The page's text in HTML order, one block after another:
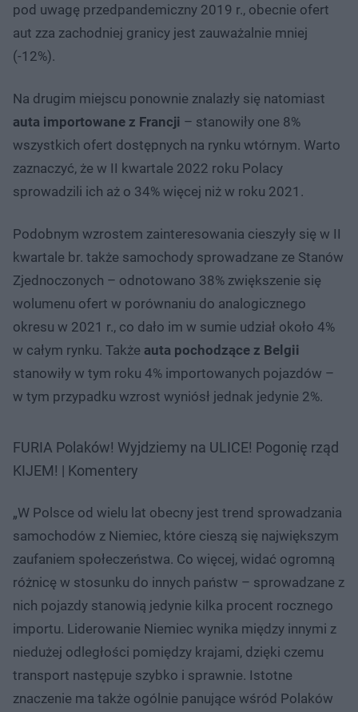
pod uwagę przedpandemiczny 2019 r., obecnie ofert
aut zza zachodniej granicy jest zauważalnie mniej
(-12%).
Na drugim miejscu ponownie znalazły się natomiast
auta importowane z Francji – stanowiły one 8%
wszystkich ofert dostępnych na rynku wtórnym. Warto
zaznaczyć, że w II kwartale 2022 roku Polacy
sprowadzili ich aż o 34% więcej niż w roku 2021.
Podobnym wzrostem zainteresowania cieszyły się w II
kwartale br. także samochody sprowadzane ze Stanów
Zjednoczonych – odnotowano 38% zwiększenie się
wolumenu ofert w porównaniu do analogicznego
okresu w 2021 r., co dało im w sumie udział około 4%
w całym rynku. Także auta pochodzące z Belgii
stanowiły w tym roku 4% importowanych pojazdów –
w tym przypadku wzrost wyniósł jednak jedynie 2%.
FURIA Polaków! Wyjdziemy na ULICE! Pogonię rząd
KIJEM! | Komentery
„W Polsce od wielu lat obecny jest trend sprowadzania
samochodów z Niemiec, które cieszą się największym
zaufaniem społeczeństwa. Co więcej, widać ogromną
różnicę w stosunku do innych państw – sprowadzane z
nich pojazdy stanowią jedynie kilka procent rocznego
importu. Liderowanie Niemiec wynika między innymi z
niedużej odległości pomiędzy krajami, dzięki czemu
transport następuje szybko i sprawnie. Istotne
znaczenie ma także ogólnie panujące wśród Polaków